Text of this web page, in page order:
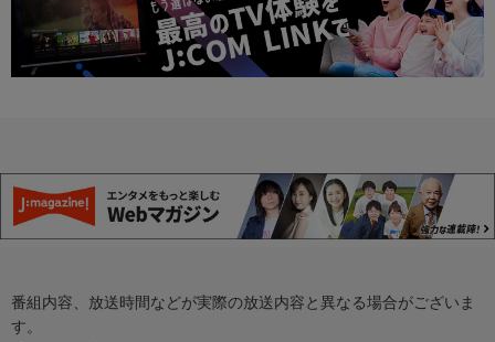
番組内容、放送時間などが実際の放送内容と異なる場合がございま
す。